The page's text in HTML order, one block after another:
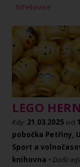
Střešovice
LEGO
Kdy: 21.03.2025 od
pobočka Petřiny,
Sport a
knihovna • Další